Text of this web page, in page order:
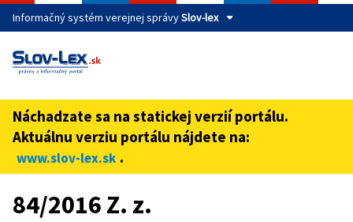
Informačný systém verejnej správySlov-lex
Táto stránka je zabezpečená
cez zabezpečenú webovú stránku verejnej správy SR.
Zabezpečená stránka vždy začína https:// pred názvom
domény webového sídla.
Náchadzate sa na statickej verzií portálu.
Aktuálnu verziu portálu nájdete na:
www.slov-lex.sk .
Preskoč na obsah
84/2016 Z. z.